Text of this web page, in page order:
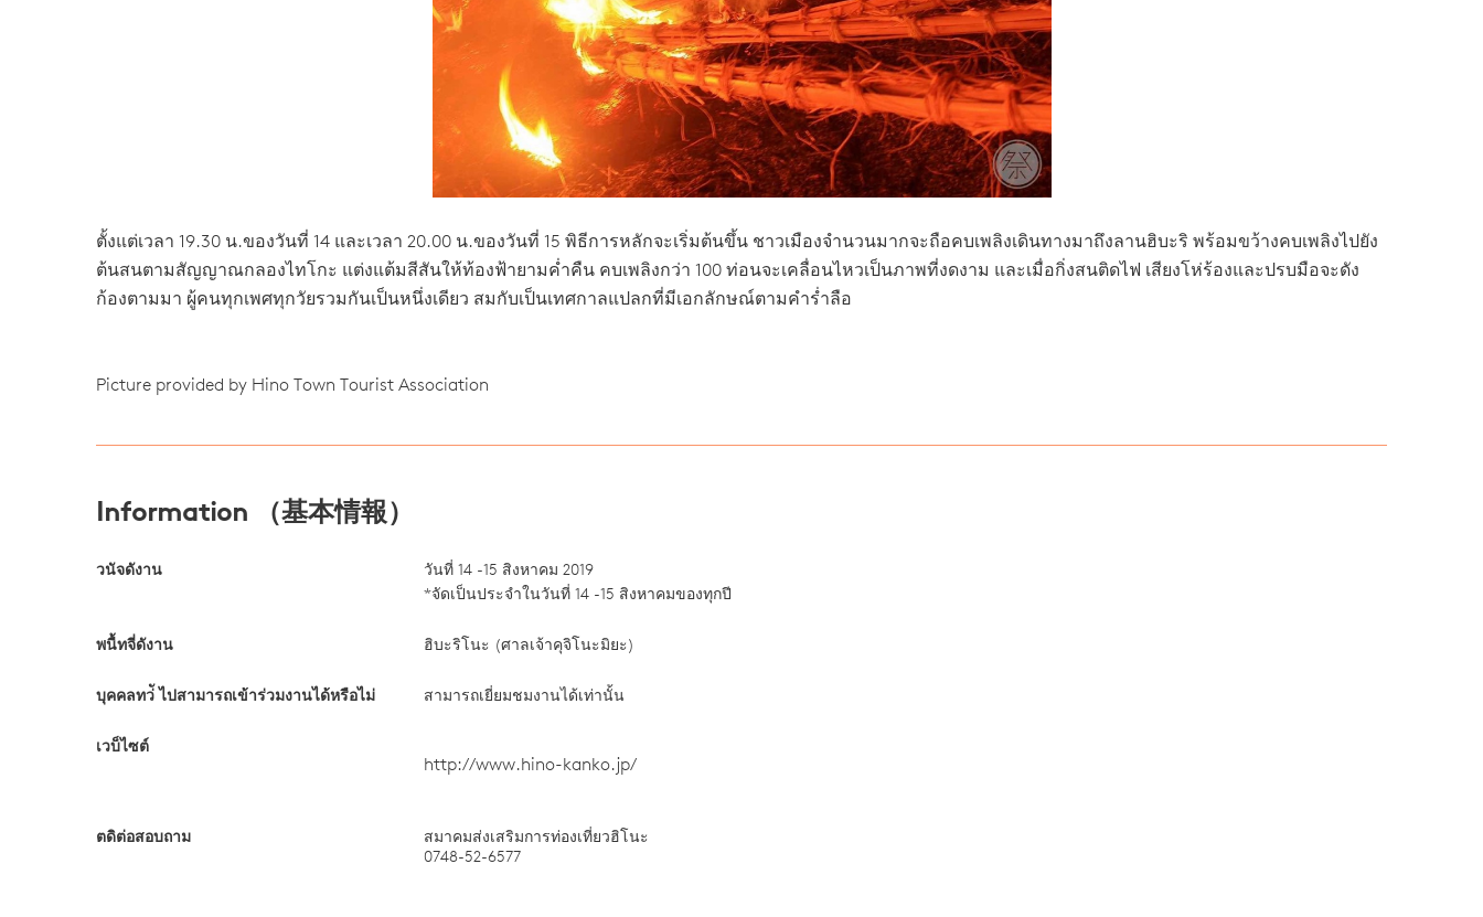
ตั้งแต่เวลา 19.30 น.ของวันที่ 14 และเวลา 20.00 น.ของวันที่ 15 พิธีการหลักจะเริ่มต้นขึ้น ชาวเมืองจำนวนมากจะถือคบเพลิงเดินทางมาถึงลานฮิบะริ พร้อมขว้างคบเพลิงไปยัง
ต้นสนตามสัญญาณกลองไทโกะ แต่งแต้มสีสันให้ท้องฟ้ายามค่ำคืน คบเพลิงกว่า 100 ท่อนจะเคลื่อนไหวเป็นภาพที่งดงาม และเมื่อกิ่งสนติดไฟ เสียงโห่ร้องและปรบมือจะดัง
ก้องตามมา ผู้คนทุกเพศทุกวัยรวมกันเป็นหนึ่งเดียว สมกับเป็นเทศกาลแปลกที่มีเอกลักษณ์ตามคำร่ำลือ
Picture provided by Hino Town Tourist Association
Information （基本情報）
วนัจดังาน
วันที่ 14 -15 สิงหาคม 2019
*จัดเป็นประจำในวันที่ 14 -15 สิงหาคมของทุกปี
พนื้ทจี่ดังาน ฮิบะริโนะ (ศาลเจ้าคุจิโนะมิยะ)
บุคคลทว่ั ไปสามารถเข้าร่วมงานได้หรือไม่ สามารถเยี่ยมชมงานได้เท่านั้น
เวบ็ไซต์
http://www.hino-kanko.jp/
ตดิต่อสอบถาม
สมาคมส่งเสริมการท่องเที่ยวฮิโนะ
0748-52-6577